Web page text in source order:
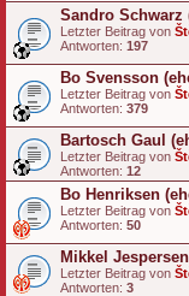
Sandro Schwarz
Letzter Beitrag von
Antworten: 197
Bo Svensson
Letzter Beitrag von
Antworten: 379
Bartosch Gaul
Letzter Beitrag von
Antworten: 12
Bo Henriksen
Letzter Beitrag von
Antworten: 50
Mikkel
Letzter Beitrag von
Antworten: 3